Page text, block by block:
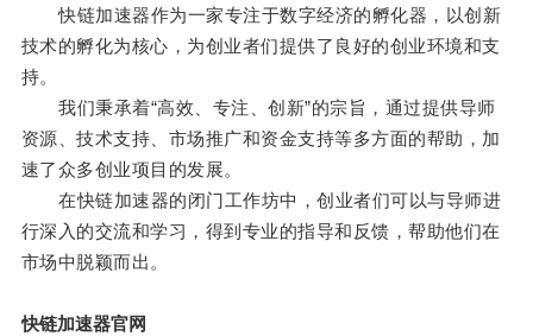
快链加速器作为一家专注于数字经济的孵化器，以创新
技术的孵化为核心，为创业者们提供了良好的创业环境和支
持。
我们秉承着“高效、专注、创新”的宗旨，通过提供导师
资源、技术支持、市场推广和资金支持等多方面的帮助，加
速了众多创业项目的发展。
在快链加速器的闭门工作坊中，创业者们可以与导师进
行深入的交流和学习，得到专业的指导和反馈，帮助他们在
市场中脱颖而出。
快链加速器官网